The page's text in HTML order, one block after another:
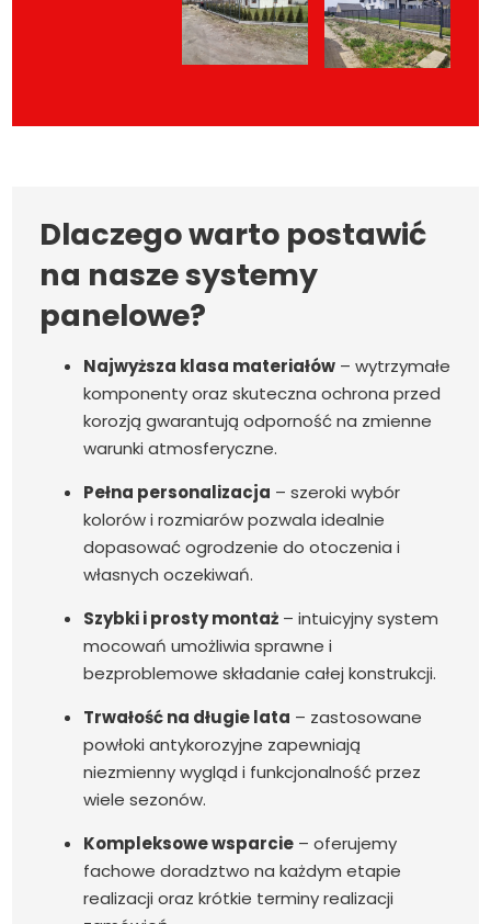
Dlaczego warto postawić
na nasze systemy
panelowe?
Najwyższa klasa materiałów – wytrzymałe
komponenty oraz skuteczna ochrona przed
korozją gwarantują odporność na zmienne
warunki atmosferyczne.
Pełna personalizacja – szeroki wybór
kolorów i rozmiarów pozwala idealnie
dopasować ogrodzenie do otoczenia i
własnych oczekiwań.
Szybki i prosty montaż – intuicyjny system
mocowań umożliwia sprawne i
bezproblemowe składanie całej konstrukcji.
Trwałość na długie lata – zastosowane
powłoki antykorozyjne zapewniają
niezmienny wygląd i funkcjonalność przez
wiele sezonów.
Kompleksowe wsparcie – oferujemy
fachowe doradztwo na każdym etapie
realizacji oraz krótkie terminy realizacji